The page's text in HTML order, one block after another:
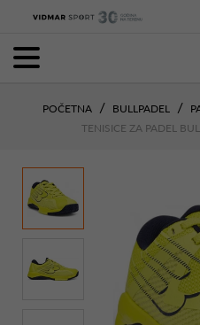
POČETNA BULLPADEL
TENISICE ZA PADEL